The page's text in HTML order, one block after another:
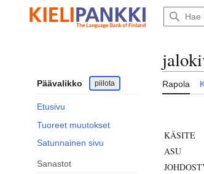
sisältöön
Päävalikko piilota
Etusivu
Tuoreet muutokset
Satunnainen sivu
Sanastot
Rapola
KÄSITE
ASU